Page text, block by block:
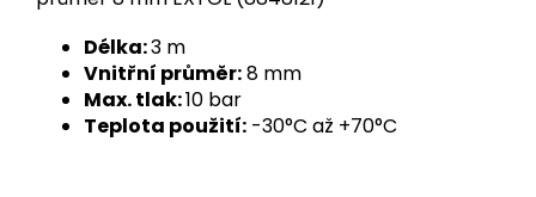
Délka:3 m
Vnitřní průměr:8 mm
Max. tlak:10 bar
Teplota použití: -30°C až +70°C